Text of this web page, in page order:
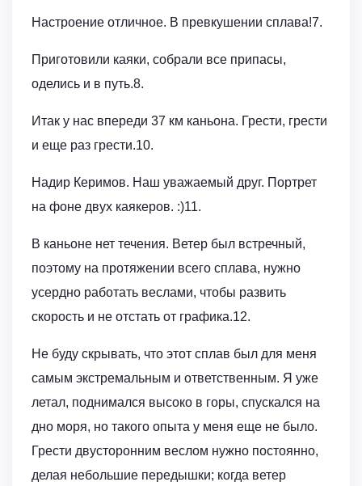
Настроение отличное. В превкушении сплава!7.
Приготовили каяки, собрали все припасы,
оделись и в путь.8.
Итак у нас впереди 37 км каньона. Грести, грести
и еще раз грести.10.
Надир Керимов. Наш уважаемый друг. Портрет
на фоне двух каякеров. :)11.
В каньоне нет течения. Ветер был встречный,
поэтому на протяжении всего сплава, нужно
усердно работать веслами, чтобы развить
скорость и не отстать от графика.12.
Не буду скрывать, что этот сплав был для меня
самым экстремальным и ответственным. Я уже
летал, поднимался высоко в горы, спускался на
дно моря, но такого опыта у меня еще не было.
Грести двусторонним веслом нужно постоянно,
делая небольшие передышки; когда ветер